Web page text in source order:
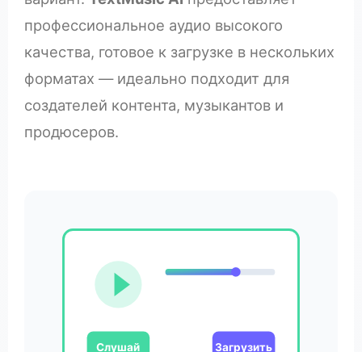
профессиональное аудио высокого
качества, готовое к загрузке в нескольких
форматах — идеально подходит для
создателей контента, музыкантов и
продюсеров.
Слушай Загрузить